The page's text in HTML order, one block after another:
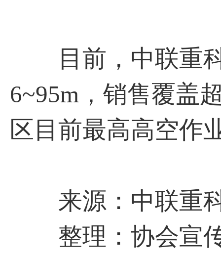
目前，中联重科
6~95m，销售覆盖
区目前最高高空作
来源：中联重
整理：协会宣